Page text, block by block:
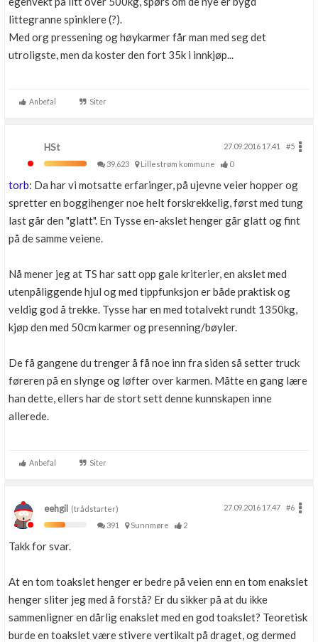
littegranne spinklere (?).
Med org pressening og høykarmer får man med seg det
utroligste, men da koster den fort 35k i innkjøp...
Anbefal Siter
HSt 27.09.2016 17.41
#5
39,623
Lillestrøm kommune 0
torb: Da har vi motsatte erfaringer, på ujevne veier hopper og
spretter en boggihenger noe helt forskrekkelig, først med tung
last går den "glatt". En Tysse en-akslet henger går glatt og fint
på de samme veiene.
Nå mener jeg at TS har satt opp gale kriterier, en akslet med
utenpåliggende hjul og med tippfunksjon er både praktisk og
veldig god å trekke. Tysse har en med totalvekt rundt 1350kg,
kjøp den med 50cm karmer og presenning/bøyler.
De få gangene du trenger å få noe inn fra siden så setter truck
føreren på en slynge og løfter over karmen. Måtte en gang lære
han dette, ellers har de stort sett denne kunnskapen inne
allerede.
Anbefal Siter
eehgil (trådstarter) 27.09.2016 17.47
#6
391
Sunnmøre 2
Takk for svar.
At en tom toakslet henger er bedre på veien enn en tom enakslet
henger sliter jeg med å forstå? Er du sikker på at du ikke
sammenligner en dårlig enakslet med en god toakslet? Teoretisk
burde en toakslet være stivere vertikalt på draget, og dermed